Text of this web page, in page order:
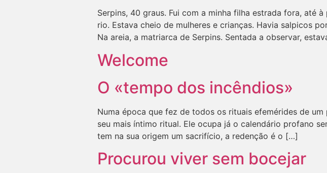
Serpins, 40 graus. Fui com a minha filha estrada fora, até
rio. Estava cheio de mulheres e crianças. Havia salpicos
Na areia, a matriarca de Serpins. Sentada a observar,
Welcome
O «tempo dos incêndios»
Numa época que fez de todos os rituais efemérides de
seu mais íntimo ritual. Ele ocupa já o calendário profano
tem na sua origem um sacrifício, a redenção é o […]
Procurou viver sem bocejar